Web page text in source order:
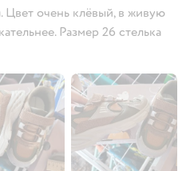
Цвет очень клёвый, в живую
Размер 26 стелька